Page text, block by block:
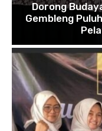
Dorong
Gembleng